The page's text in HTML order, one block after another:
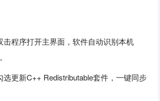
击程序打开主界面，软件自动识别本机
选更新C++ Redistributable套件，一键同步